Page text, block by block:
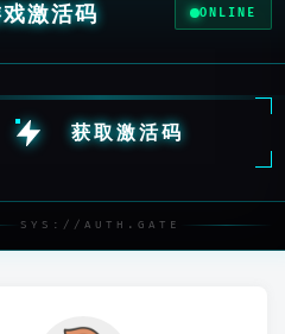
激活码 ONLINE
获取激活码
SYS://AUTH.GATE